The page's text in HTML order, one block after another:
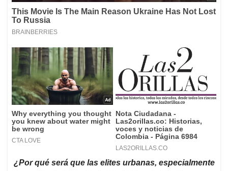
¿Por qué será que las elites urbanas, especialmente